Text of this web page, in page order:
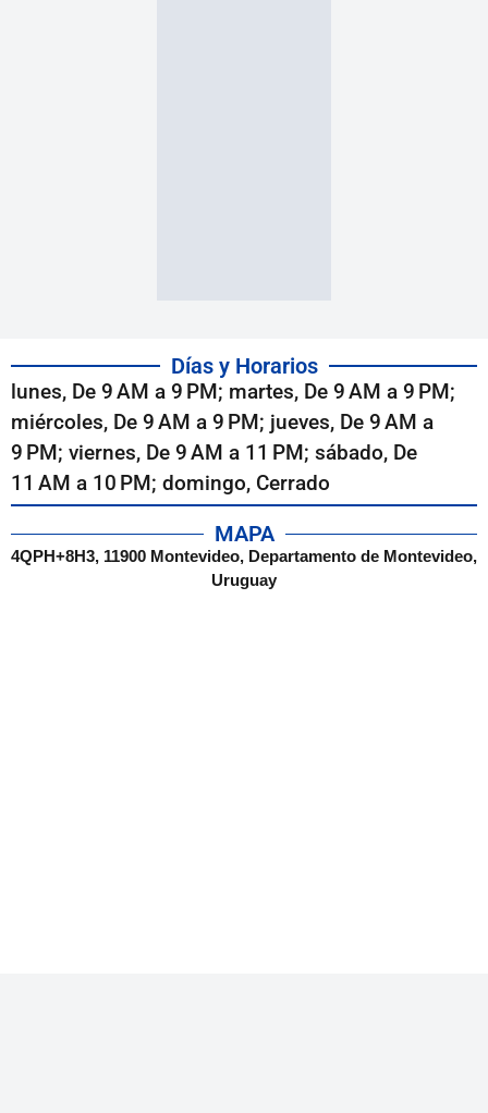
Días y Horarios
lunes, De 9 AM a 9 PM; martes, De 9 AM a 9 PM;
miércoles, De 9 AM a 9 PM; jueves, De 9 AM a
9 PM; viernes, De 9 AM a 11 PM; sábado, De
11 AM a 10 PM; domingo, Cerrado
MAPA
4QPH+8H3, 11900 Montevideo, Departamento de Montevideo,
Uruguay